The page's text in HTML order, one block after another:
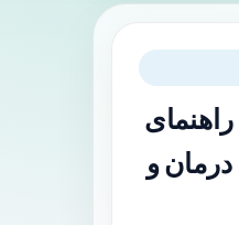
و